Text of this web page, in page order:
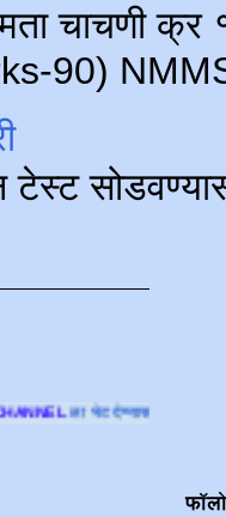
चाचणी
90) NMMS
टेस्ट
क्लिक करा.